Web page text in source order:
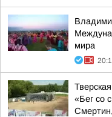
мира
«Бег со